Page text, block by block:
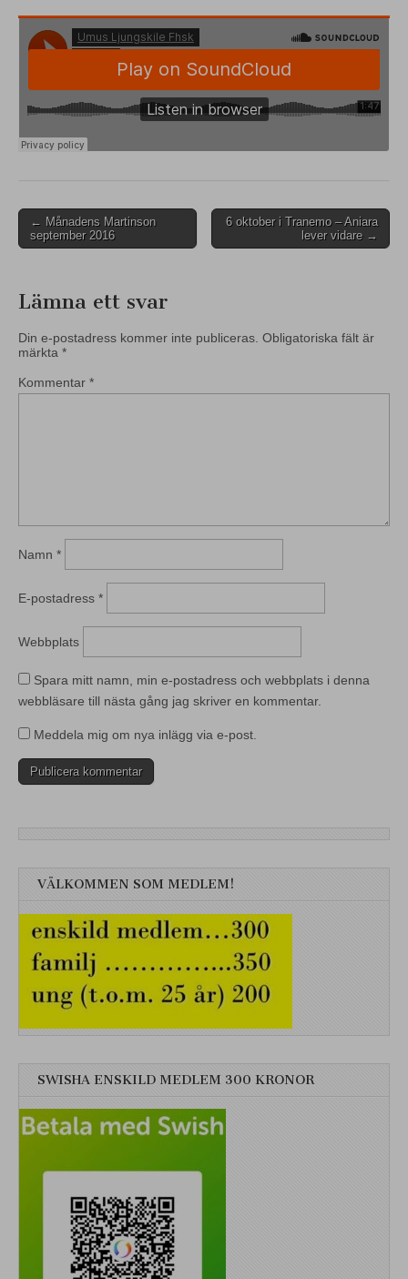
Post
navigation
← Månadens Martinson
september 2016
6 oktober i Tranemo – Aniara
lever vidare →
Lämna ett svar
Din e-postadress kommer inte publiceras. Obligatoriska fält är
märkta *
Kommentar *
Namn *
E-postadress *
Webbplats
Spara mitt namn, min e-postadress och webbplats i denna
webbläsare till nästa gång jag skriver en kommentar.
Meddela mig om nya inlägg via e-post.
VÄLKOMMEN SOM MEDLEM!
SWISHA ENSKILD MEDLEM 300 KRONOR